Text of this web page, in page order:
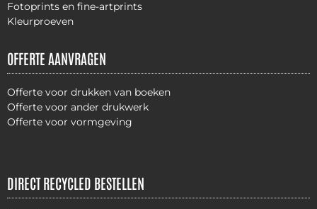
Fotoprints en fine-artprints
Kleurproeven
OFFERTE AANVRAGEN
Offerte voor drukken van boeken
Offerte voor ander drukwerk
Offerte voor vormgeving
DIRECT RECYCLED BESTELLEN